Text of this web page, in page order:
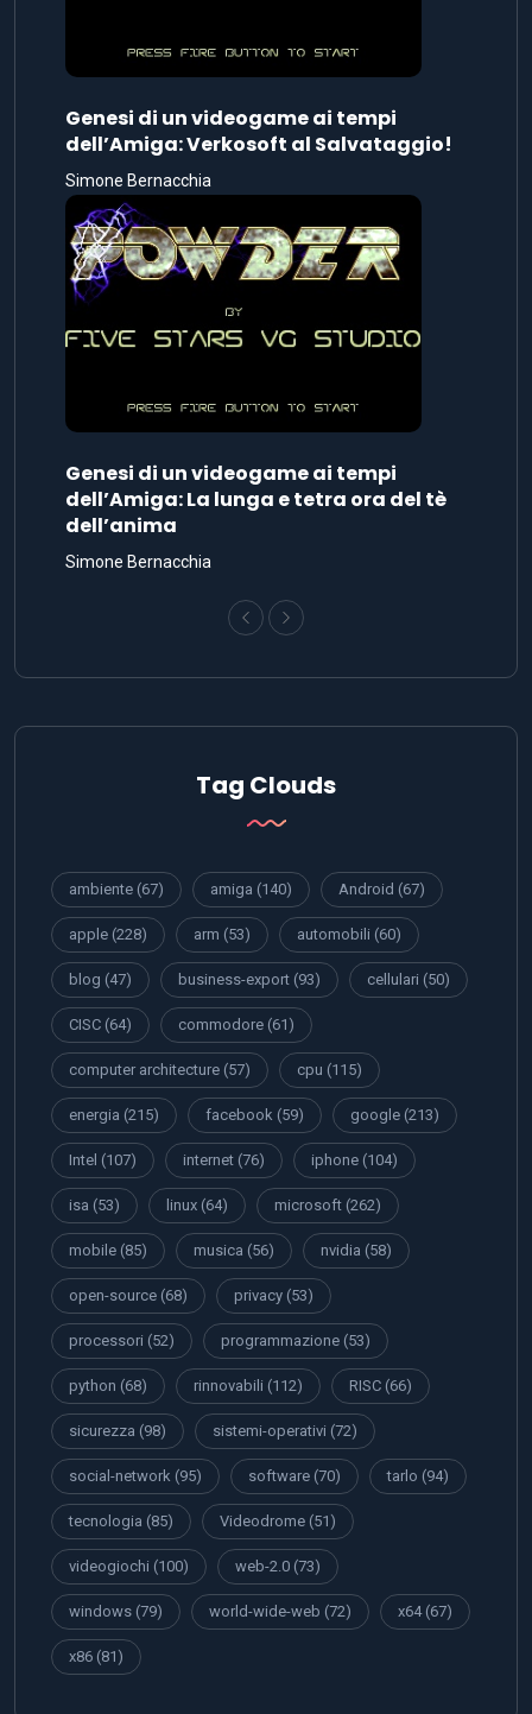
Genesi di un videogame ai tempi
dell’Amiga: Verkosoft al Salvataggio!
Simone Bernacchia
Genesi di un videogame ai tempi
dell’Amiga: La lunga e tetra ora del tè
dell’anima
Simone Bernacchia
Tag Clouds
ambiente (67) amiga (140) Android (67)
apple (228) arm (53) automobili (60)
blog (47) business-export (93) cellulari (50)
CISC (64) commodore (61)
computer architecture (57) cpu (115)
energia (215) facebook (59) google (213)
Intel (107) internet (76) iphone (104)
isa (53) linux (64) microsoft (262)
mobile (85) musica (56) nvidia (58)
open-source (68) privacy (53)
processori (52) programmazione (53)
python (68) rinnovabili (112) RISC (66)
sicurezza (98) sistemi-operativi (72)
social-network (95) software (70) tarlo (94)
tecnologia (85) Videodrome (51)
videogiochi (100) web-2.0 (73)
windows (79) world-wide-web (72) x64(67)
x86 (81)